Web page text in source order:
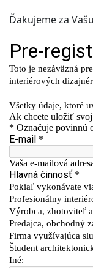
Ďakujeme za